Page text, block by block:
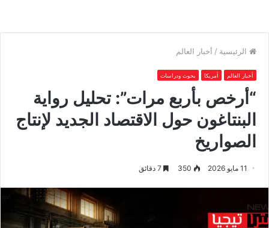
الرئيسية / أخبار العالم
أخبار العالم أمريكا بحوث ودراسات
“أرخص بأربع مرات”: تحليل رواية
البنتاغون حول الاقتصاد الجديد لإنتاج
الصواريخ
11 مايو 2026 350